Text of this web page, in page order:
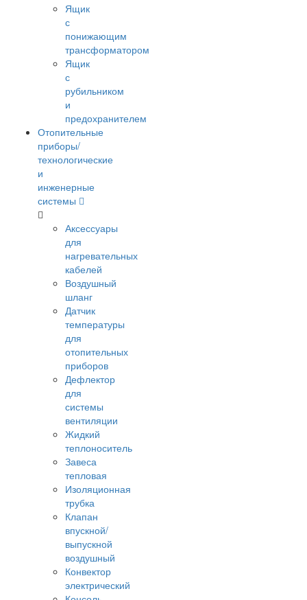
Ящик
с
понижающим
трансформатором
Ящик
с
рубильником
и
предохранителем
Отопительные
приборы/
технологические
и
инженерные
системы
Аксессуары
для
нагревательных
кабелей
Воздушный
шланг
Датчик
температуры
для
отопительных
приборов
Дефлектор
для
системы
вентиляции
Жидкий
теплоноситель
Завеса
тепловая
Изоляционная
трубка
Клапан
впускной/
выпускной
воздушный
Конвектор
электрический